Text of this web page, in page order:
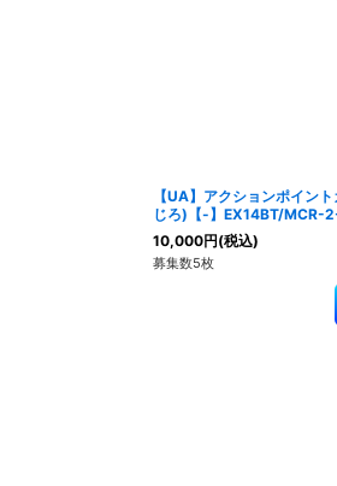
【UA】アクションポイン
じろ)【-】EX14BT/MCR-
10,000円(税込)
募集数5枚